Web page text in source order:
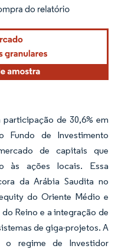
de 30,6% em
Fundo de Investimento
de capitais que
às ações locais. Essa
da Arábia Saudita no
do Oriente Médio e
Reino e a integração de
de giga-projetos. A
o regime de Investidor